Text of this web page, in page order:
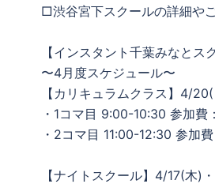
□渋谷宮下スクールの詳細や
【インスタント千葉みなとス
〜4月度スケジュール〜
【カリキュラムクラス】4/
・1コマ目 9:00-10:30 参加費
・2コマ目 11:00-12:30 参加
【ナイトスクール】4/17(木)